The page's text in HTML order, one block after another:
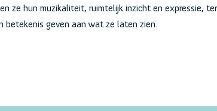
ze hun muzikaliteit, ruimtelijk inzicht en expressie,
betekenis geven aan wat ze laten zien.